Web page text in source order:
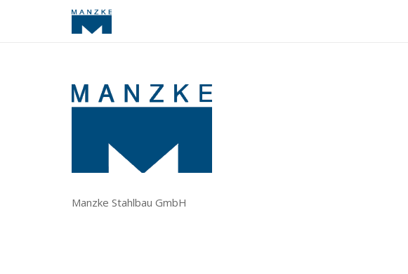
Manzke Stahlbau GmbH